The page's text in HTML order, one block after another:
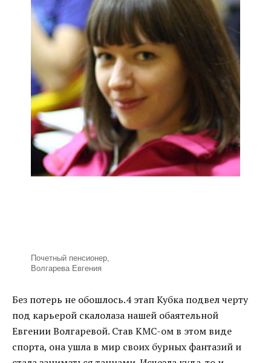
Почетный пенсионер,
Волгарева Евгения
Без потерь не обошлось.4 этап Кубка подвел черту
под карьерой скалолаза нашей обаятельной
Евгении Волгаревой. Став КМС-ом в этом виде
спорта, она ушла в мир своих бурных фантазий и